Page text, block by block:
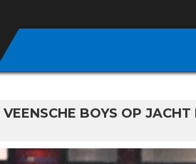
VEENSCHE BOYS OP